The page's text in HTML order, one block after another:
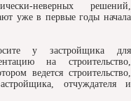
неверных решений,
уже в первые годы начала
у застройщика для
на строительство,
ведется строительство,
отчуждателя и